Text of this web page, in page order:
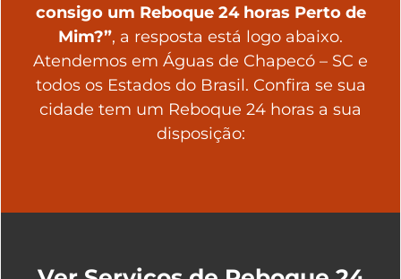
consigo um Reboque 24 horas Perto de
Mim?”, a resposta está logo abaixo.
Atendemos em Águas de Chapecó – SC e
todos os Estados do Brasil. Confira se sua
cidade tem um Reboque 24 horas a sua
disposição: